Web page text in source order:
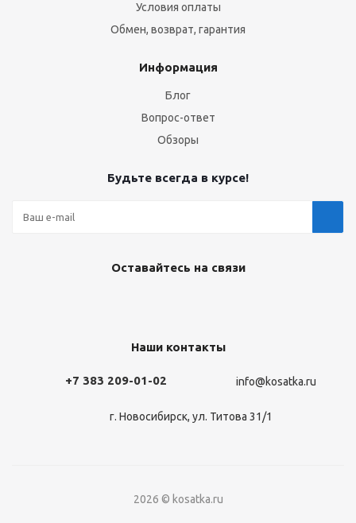
Условия оплаты
Обмен, возврат, гарантия
Информация
Блог
Вопрос-ответ
Обзоры
Будьте всегда в курсе!
Оставайтесь на связи
Наши контакты
+7 383 209-01-02 info@kosatka.ru
г. Новосибирск, ул. Титова 31/1
2026 © kosatka.ru